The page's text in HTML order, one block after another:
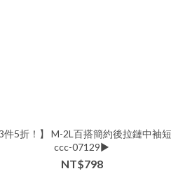
件5折！】 M-2L百搭簡約後拉鏈中袖
ccc-07129▶
NT$798